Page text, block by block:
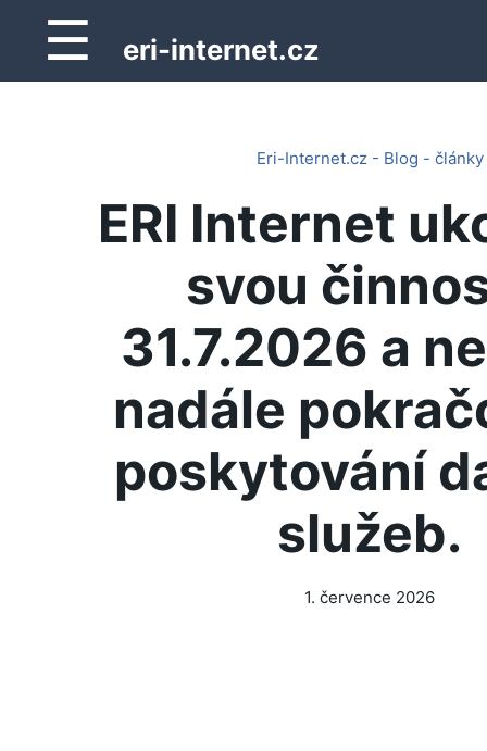
☰ eri-internet.cz
Eri-Internet.cz - Blog - články
ERI Internet
svou
31.7.2026 a
nadále
poskytování
služeb.
1. července 2026